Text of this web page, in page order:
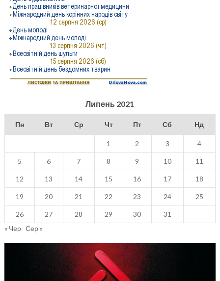
Липень 2021
Пн Вт Ср Чт Пт Сб Нд
1 2 3 4
5 6 7 8 9 10 11
12 13 14 15 16 17 18
19 20 21 22 23 24 25
26 27 28 29 30
31
« Чер Сер »